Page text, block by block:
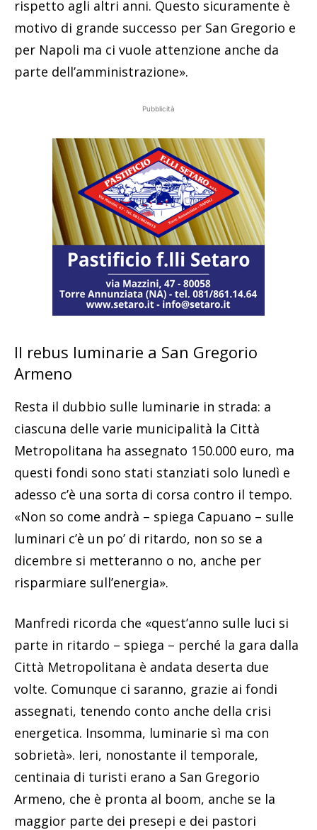
rispetto agli altri anni. Questo sicuramente è
motivo di grande successo per San Gregorio e
per Napoli ma ci vuole attenzione anche da
parte dell’amministrazione».
Pubblicità
Il rebus luminarie a San Gregorio
Armeno
Resta il dubbio sulle luminarie in strada: a
ciascuna delle varie municipalità la Città
Metropolitana ha assegnato 150.000 euro, ma
questi fondi sono stati stanziati solo lunedì e
adesso c’è una sorta di corsa contro il tempo.
«Non so come andrà – spiega Capuano – sulle
luminari c’è un po’ di ritardo, non so se a
dicembre si metteranno o no, anche per
risparmiare sull’energia».
Manfredi ricorda che «quest’anno sulle luci si
parte in ritardo – spiega – perché la gara dalla
Città Metropolitana è andata deserta due
volte. Comunque ci saranno, grazie ai fondi
assegnati, tenendo conto anche della crisi
energetica. Insomma, luminarie sì ma con
sobrietà». Ieri, nonostante il temporale,
centinaia di turisti erano a San Gregorio
Armeno, che è pronta al boom, anche se la
maggior parte dei presepi e dei pastori